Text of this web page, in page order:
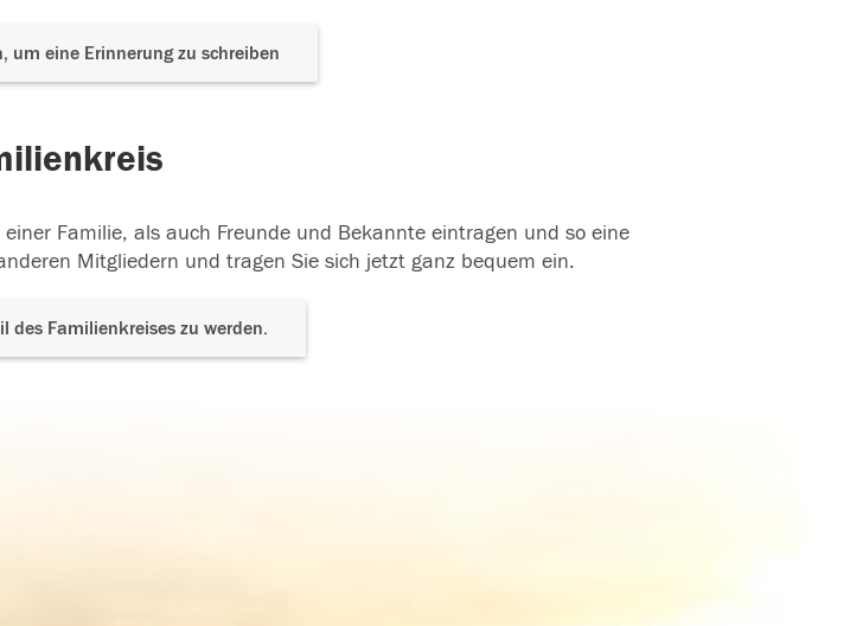
um eine Erinnerung zu schreiben
Familie, als auch Freunde und Bekannte eintragen und so eine
Mitgliedern und tragen Sie sich jetzt ganz bequem ein.
des Familienkreises zu werden.